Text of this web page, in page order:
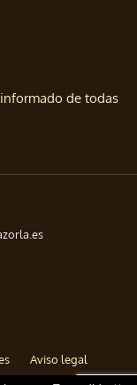
de todas
Aviso legal